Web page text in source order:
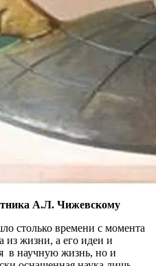
А.Л. Чижевскому
столько времени с момента
из жизни, а его идеи и
в научную жизнь, но и